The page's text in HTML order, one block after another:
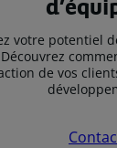
votre potentiel
de vos